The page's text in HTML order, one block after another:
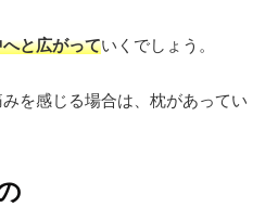
と広がっていくでしょう。
を感じる場合は、枕があってい